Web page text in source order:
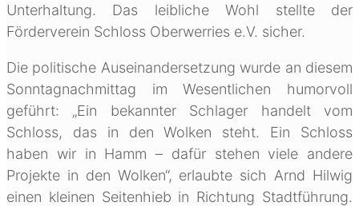
Unterhaltung. Das leibliche Wohl stellte der
Förderverein Schloss Oberwerries e.V. sicher.
Die politische Auseinandersetzung wurde an diesem
Sonntagnachmittag im Wesentlichen humorvoll
geführt: „Ein bekannter Schlager handelt vom
Schloss, das in den Wolken steht. Ein Schloss
haben wir in Hamm – dafür stehen viele andere
Projekte in den Wolken“, erlaubte sich Arnd Hilwig
einen kleinen Seitenhieb in Richtung Stadtführung.